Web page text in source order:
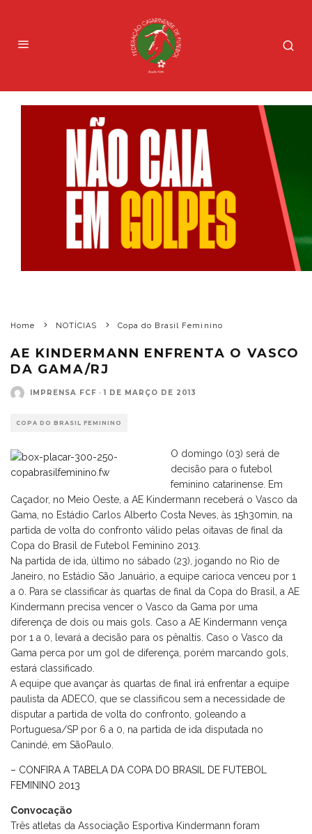
Home NOTÍCIAS Copa do Brasil Feminino
AE KINDERMANN ENFRENTA O VASCO
DA GAMA/RJ
IMPRENSA FCF · 1 DE MARÇO DE 2013
COPA DO BRASIL FEMININO
O domingo (03) será de
decisão para o futebol
feminino catarinense. Em
Caçador, no Meio Oeste, a AE Kindermann receberá o Vasco da
Gama, no Estádio Carlos Alberto Costa Neves, às 15h30min, na
partida de volta do confronto válido pelas oitavas de final da
Copa do Brasil de Futebol Feminino 2013.
Na partida de ida, último no sábado (23), jogando no Rio de
Janeiro, no Estádio São Januário, a equipe carioca venceu por 1
a 0. Para se classificar às quartas de final da Copa do Brasil, a AE
Kindermann precisa vencer o Vasco da Gama por uma
diferença de dois ou mais gols. Caso a AE Kindermann vença
por 1 a 0, levará a decisão para os pênaltis. Caso o Vasco da
Gama perca por um gol de diferença, porém marcando gols,
estará classificado.
A equipe que avançar às quartas de final irá enfrentar a equipe
paulista da ADECO, que se classificou sem a necessidade de
disputar a partida de volta do confronto, goleando a
Portuguesa/SP por 6 a 0, na partida de ida disputada no
Canindé, em SãoPaulo.
– CONFIRA A TABELA DA COPA DO BRASIL DE FUTEBOL
FEMININO 2013
Convocação
Três atletas da Associação Esportiva Kindermann foram